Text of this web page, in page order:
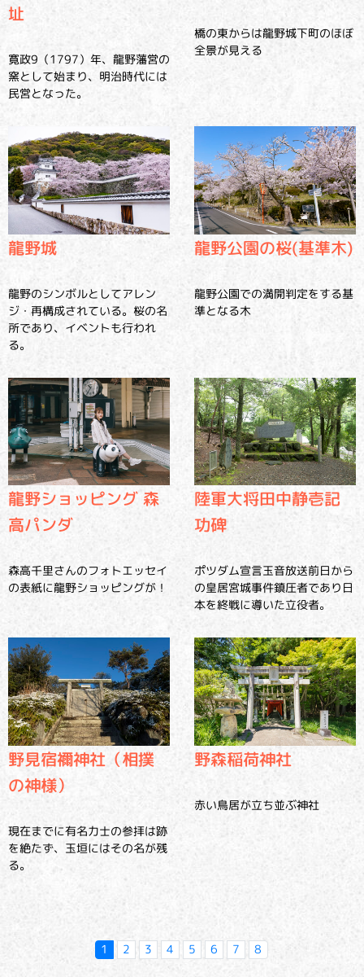
址
寛政9（1797）年、龍野藩営の
窯として始まり、明治時代には
民営となった。
橋の東からは龍野城下町のほぼ
全景が見える
龍野城
龍野のシンボルとしてアレン
ジ・再構成されている。桜の名
所であり、イベントも行われ
る。
龍野公園の桜(基準木)
龍野公園での満開判定をする基
準となる木
龍野ショッピング 森
高パンダ
森高千里さんのフォトエッセイ
の表紙に龍野ショッピングが！
陸軍大将田中静壱記
功碑
ポツダム宣言玉音放送前日から
の皇居宮城事件鎮圧者であり日
本を終戦に導いた立役者。
野見宿禰神社（相撲
の神様）
現在までに有名力士の参拝は跡
を絶たず、玉垣にはその名が残
る。
野森稲荷神社
赤い鳥居が立ち並ぶ神社
1 2 3 4 5 6 7 8